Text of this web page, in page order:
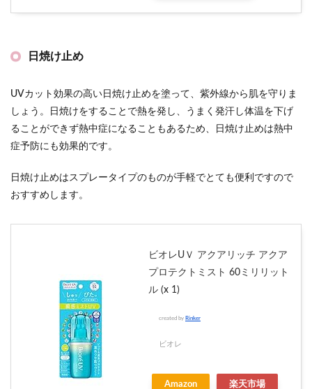
日焼け止め
UVカット効果の高い日焼け止めを塗って、紫外線から肌を守りま
しょう。日焼けをすることで熱を発し、うまく発汗し体温を下げ
ることができず熱中症になることもあるため、日焼け止めは熱中
症予防にも効果的です。
日焼け止めはスプレータイプのものが手軽でとても便利ですので
おすすめします。
ビオレUＶ アクアリッチ アクア
プロテクトミスト 60ミリリット
ル (x 1)
created by Rinker
ビオレ
Amazon 楽天市場